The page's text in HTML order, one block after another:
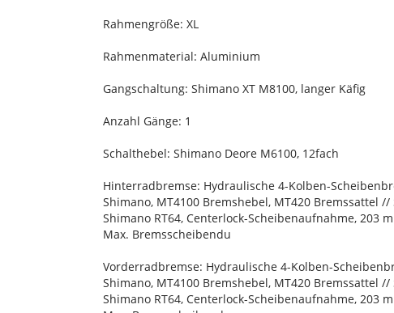
Rahmengröße: XL
Rahmenmaterial: Aluminium
Gangschaltung: Shimano XT M8100, langer Käfig
Anzahl Gänge: 1
Schalthebel: Shimano Deore M6100, 12fach
Hinterradbremse: Hydraulische 4-Kolben-
Shimano, MT4100 Bremshebel, MT420 Bremssattel
Shimano RT64, Centerlock-Scheibenaufnahme, 203
Max. Bremsscheibendu
Vorderradbremse: Hydraulische 4-Kolben-
Shimano, MT4100 Bremshebel, MT420 Bremssattel
Shimano RT64, Centerlock-Scheibenaufnahme, 203